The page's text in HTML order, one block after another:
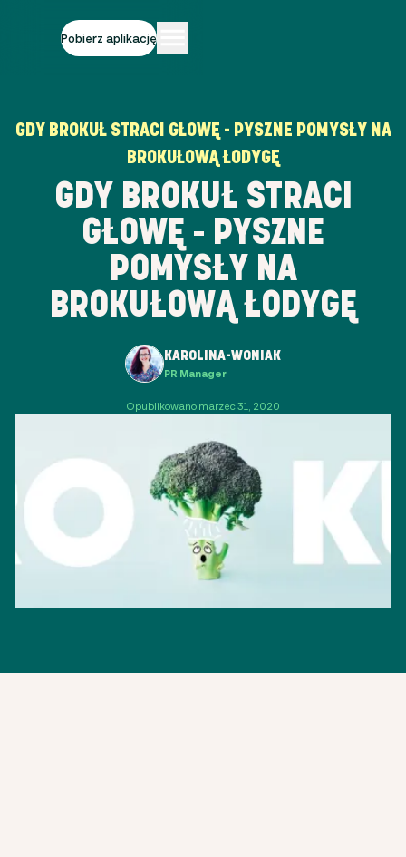
Pobierz aplikację
GDY BROKUŁ STRACI GŁOWĘ - PYSZNE POMYSŁY NA
BROKUŁOWĄ ŁODYGĘ
GDY BROKUŁ STRACI
GŁOWĘ - PYSZNE
POMYSŁY NA
BROKUŁOWĄ ŁODYGĘ
KAROLINA-WONIAK
PR Manager
Opublikowano marzec 31, 2020